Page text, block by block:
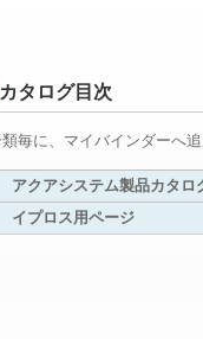
カタログ目次
毎に、マイバインダーへ
アクアシステム製品カタロ
イプロス用ページ